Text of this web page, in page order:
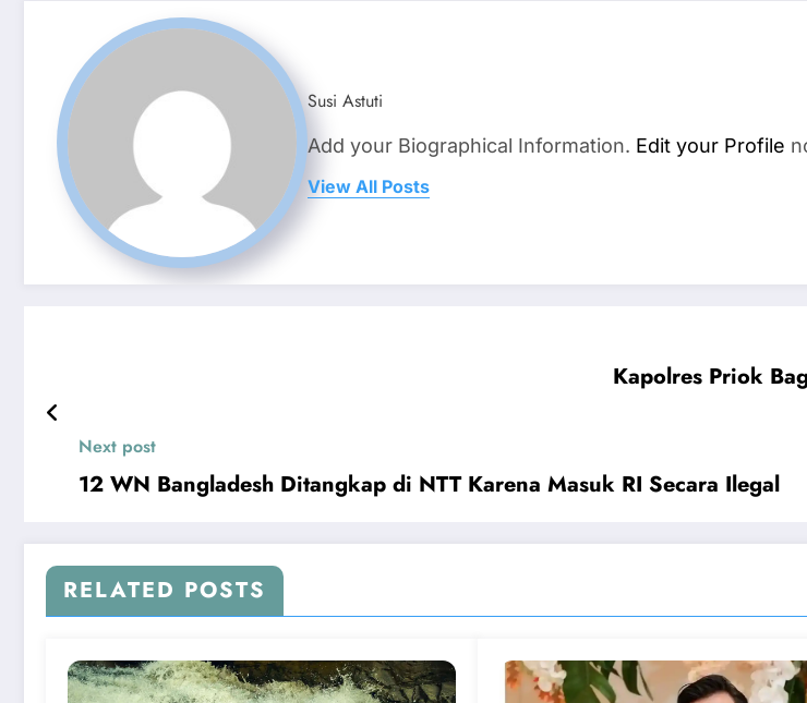
Susi Astuti
Add your Biographical Information. Edit your Profile
View All Posts
Kapolres Priok
Next post
12 WN Bangladesh Ditangkap di NTT Karena Masuk RI Secara Ilegal
RELATED POSTS